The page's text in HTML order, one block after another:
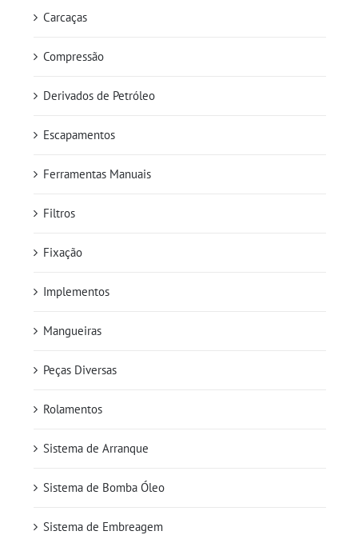
Carcaças
Compressão
Derivados de Petróleo
Escapamentos
Ferramentas Manuais
Filtros
Fixação
Implementos
Mangueiras
Peças Diversas
Rolamentos
Sistema de Arranque
Sistema de Bomba Óleo
Sistema de Embreagem